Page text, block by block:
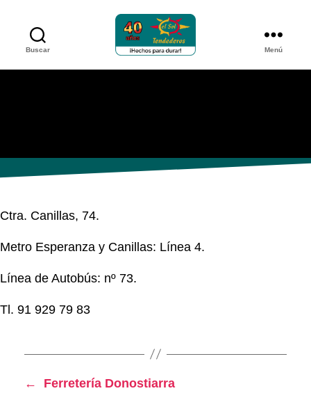
Buscar Menú
Ctra. Canillas, 74.
Metro Esperanza y Canillas: Línea 4.
Línea de Autobús: nº 73.
Tl. 91 929 79 83
←
Ferretería Donostiarra